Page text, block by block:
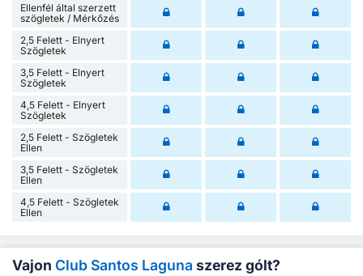
Ellenfél által szerzett
szögletek / Mérkőzés
2,5 Felett - Elnyert
Szögletek
3,5 Felett - Elnyert
Szögletek
4,5 Felett - Elnyert
Szögletek
2,5 Felett - Szögletek
Ellen
3,5 Felett - Szögletek
Ellen
4,5 Felett - Szögletek
Ellen
Vajon Club Santos Laguna szerez gólt?